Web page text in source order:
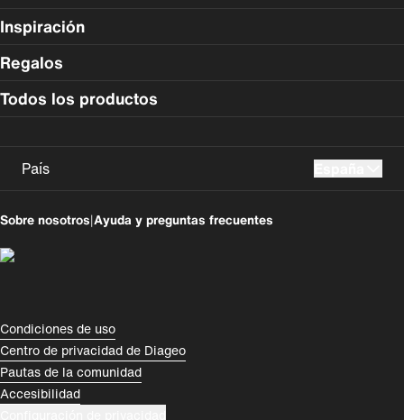
Inspiración
Regalos
Todos los productos
País
România
Rest of World
Sobre nosotros|Ayuda y preguntas frecuentes
Compliance Footer
Condiciones de uso
Centro de privacidad de Diageo
Pautas de la comunidad
Accesibilidad